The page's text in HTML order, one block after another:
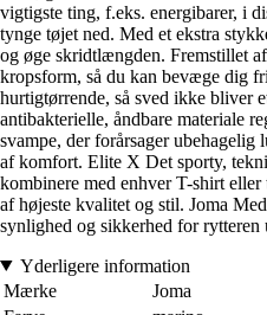
vigtigste ting, f.eks. energibarer, i
tynge tøjet ned. Med et ekstra
og øge skridtlængden. Fremstillet
kropsform, så du kan bevæge dig
hurtigtørrende, så sved ikke bliver
antibakterielle, åndbare materiale
svampe, der forårsager
af komfort. Elite X Det sporty,
kombinere med enhver T-shirt
af højeste kvalitet og stil. Joma
synlighed og sikkerhed for
Yderligere information
Mærke
Joma